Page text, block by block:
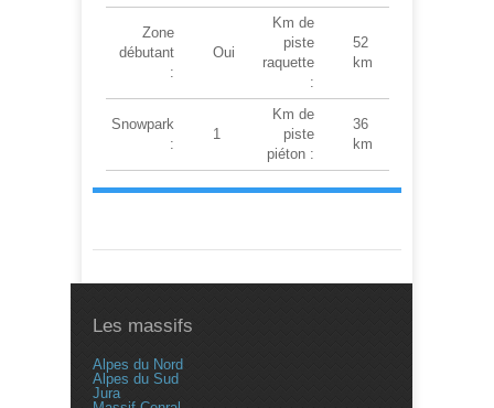
Zone
débutant
:
Oui
Km de
piste
raquette
:
52
km
Snowpark
:
1
Km de
piste
piéton :
36
km
Les massifs
Alpes du Nord
Alpes du Sud
Jura